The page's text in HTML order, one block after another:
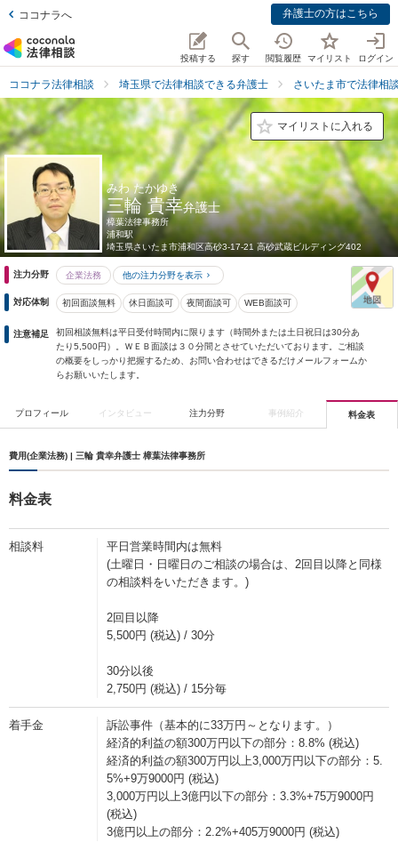
ココナラへ 弁護士の方はこちら
投稿する 探す 閲覧履歴 マイリスト ログイン
ココナラ法律相談 埼玉県で法律相談できる弁護士 さいたま市で法律相
マイリストに入れる
みわ たかゆき
三輪 貴幸弁護士
樟葉法律事務所
浦和駅
埼玉県さいたま市浦和区高砂3-17-21 高砂武蔵ビルディング402
注力分野 企業法務 他の注力分野を表示
対応体制 初回面談無料 休日面談可 夜間面談可 WEB面談可
注意補足
初回相談無料は平日受付時間内に限ります（時間外または土日祝日は30分あ
たり5,500円）。ＷＥＢ面談は３０分間とさせていただいております。ご相談
の概要をしっかり把握するため、お問い合わせはできるだけメールフォームか
らお願いいたします。
プロフィール インタビュー 注力分野 事例紹介 料金表
費用(企業法務) | 三輪 貴幸弁護士 樟葉法律事務所
料金表
相談料
平日営業時間内は無料
(土曜日・日曜日のご相談の場合は、2回目以降と同様
の相談料をいただきます。)
2回目以降
5,500円 (税込) / 30分
30分以後
2,750円 (税込) / 15分毎
着手金
訴訟事件（基本的に33万円～となります。）
経済的利益の額300万円以下の部分：8.8% (税込)
経済的利益の額300万円以上3,000万円以下の部分：5.
5%+9万9000円 (税込)
3,000万円以上3億円以下の部分：3.3%+75万9000円
(税込)
3億円以上の部分：2.2%+405万9000円 (税込)